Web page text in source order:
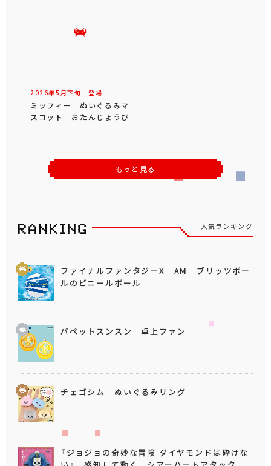
2026年5 月下旬 登場
ミッフィー ぬいぐるみマ
スコット おたんじょうび
もっと見る
人気ランキング
ファイナルファンタジーX AM ブリッツボー
ルのビニールボール
パペットスンスン 卓上ファン
チェゴシム ぬいぐるみリング
『ジョジョの奇妙な冒険 ダイヤモンドは砕けな